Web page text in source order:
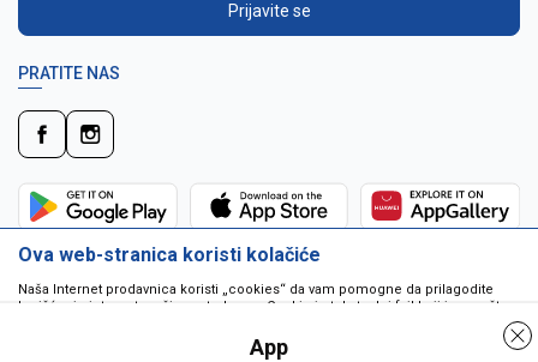
Prijavite se
PRATITE NAS
Ova web-stranica koristi kolačiće
Naša Internet prodavnica koristi „cookies“ da vam pomogne da prilagodite
korišćenje interneta vašim potrebama. Cookie je tekstualni fajl koji je smešten
da pokrenu program ili da isporuče virus vašem računaru. Cookie-i su
jedinstveno dodeljeni vama, i jedino mogu biti pročitani od strane web servera
App